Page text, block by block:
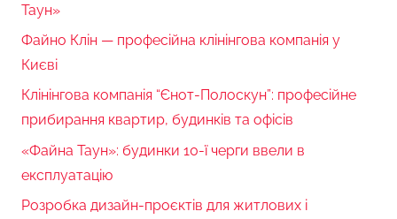
Таун»
Файно Клін — професійна клінінгова компанія у
Києві
Клінінгова компанія “Єнот-Полоскун”: професійне
прибирання квартир, будинків та офісів
«Файна Таун»: будинки 10-ї черги ввели в
експлуатацію
Розробка дизайн-проєктів для житлових і